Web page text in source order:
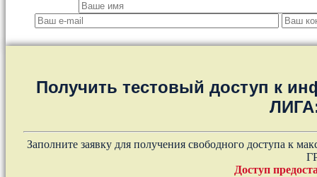
Получить тестовый доступ к
Заполните заявку для получения свободного доступа к
Доступ